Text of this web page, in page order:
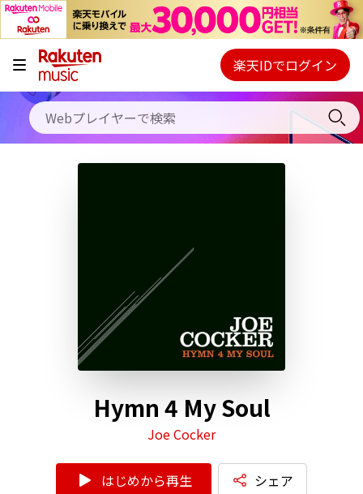
キャンペーン
料金プラン
使い方
Webプレイヤー
ご契約内容の確認・変更
楽天IDでログイン
Hymn 4 My Soul
Joe Cocker
はじめから再生 シェア